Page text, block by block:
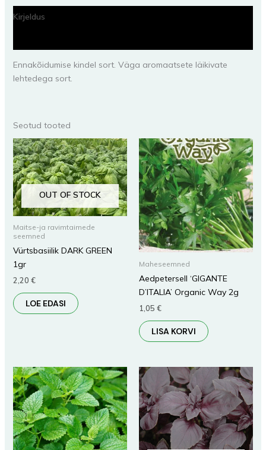
Kirjeldus
Ennakõidumise kindel sort. Väga aromaatsete läikivate
lehtedega sort.
Seotud tooted
OUT OF STOCK
Maitse-ja ravimtaimede
seemned
Vürtsbasiilik DARK GREEN
1gr
2,20 €
LOE EDASI
Maheseemned
Aedpetersell ‘GIGANTE
D’ITALIA’ Organic Way 2g
1,05 €
LISA KORVI